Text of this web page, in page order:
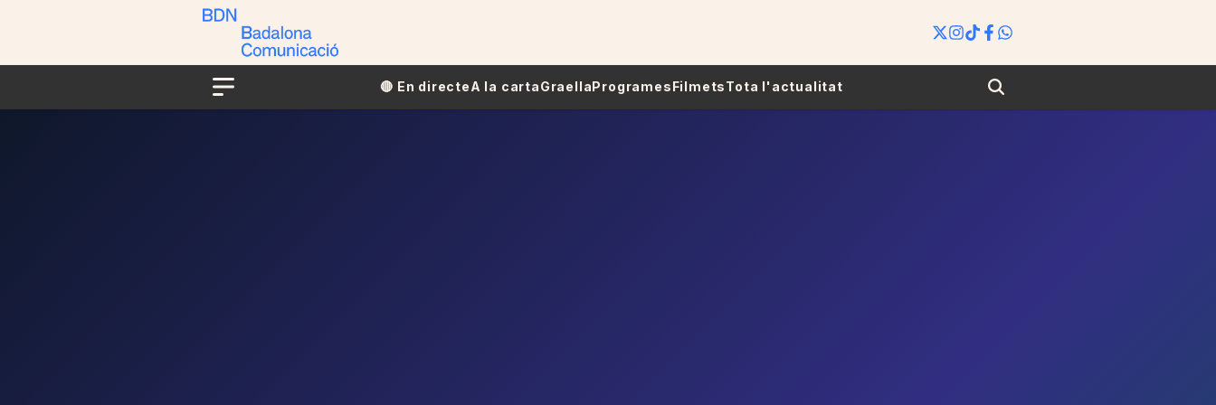
Menu
🔴​​ En directeA la cartaGraellaProgramesFilmetsTota l'actualitat Search